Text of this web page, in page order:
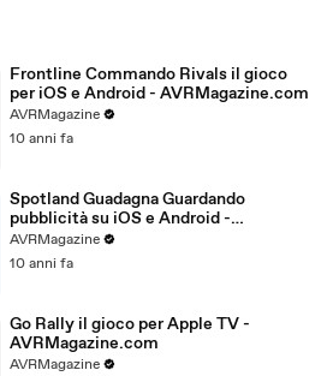
Frontline Commando Rivals il gioco
per iOS e Android - AVRMagazine.com
AVRMagazine
10 anni fa
Spotland Guadagna Guardando
pubblicità su iOS e Android -
AVRMagazine.com
AVRMagazine
10 anni fa
Go Rally il gioco per Apple TV -
AVRMagazine.com
AVRMagazine